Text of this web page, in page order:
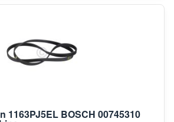
1163PJ5EL BOSCH 00745310